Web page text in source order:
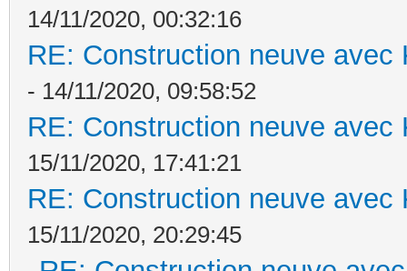
14/11/2020, 00:32:16
RE: Construction neuve avec
- 14/11/2020, 09:58:52
RE: Construction neuve avec
15/11/2020, 17:41:21
RE: Construction neuve avec
15/11/2020, 20:29:45